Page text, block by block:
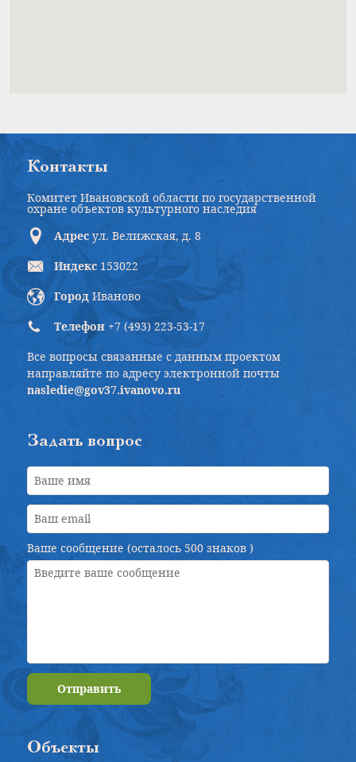
Контакты
Комитет Ивановской области по государственной
охране объектов культурного наследия
Адрес ул. Велижская, д. 8
Индекс 153022
Город Иваново
Телефон +7 (493) 223-53-17
Все вопросы связанные с данным проектом
направляйте по адресу электронной почты
nasledie@gov37.ivanovo.ru
Задать вопрос
Ваше сообщение (осталось 500 знаков )
Отправить
Объекты